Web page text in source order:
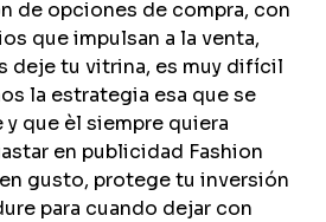
de opciones de compra, con
que impulsan a la venta,
deje tu vitrina, es muy difícil
la estrategia esa que se
que èl siempre quiera
en publicidad Fashion
gusto, protege tu inversión
para cuando dejar con